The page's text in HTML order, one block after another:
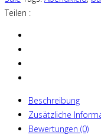
Teilen :
Beschreibung
Zusätzliche
Bewertungen (0)